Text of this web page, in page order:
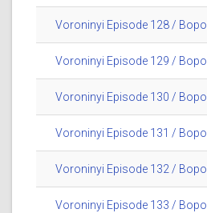
Voroninyi Episode 128 /
Voroninyi Episode 129 /
Voroninyi Episode 130 /
Voroninyi Episode 131 /
Voroninyi Episode 132 /
Voroninyi Episode 133 /